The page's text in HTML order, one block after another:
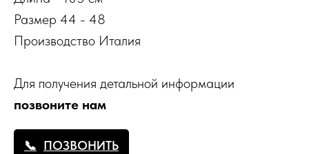
Размер 44 - 48
Производство Италия
Для получения детальной информации
позвоните нам
ПОЗВОНИТЬ